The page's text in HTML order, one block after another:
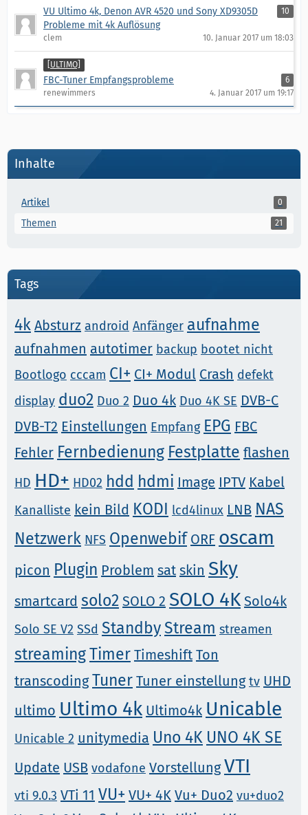
VU Ultimo 4k, Denon AVR 4520 und Sony XD9305D
Probleme mit 4k Auflösung
10
clem 10. Januar 2017 um 18:03
[ULTIMO]
FBC-Tuner Empfangsprobleme
6
renewimmers
4. Januar 2017 um 19:17
Inhalte
Artikel 0
Themen 21
Tags
4k Absturz android Anfänger aufnahme
aufnahmen autotimer backup bootet nicht
Bootlogo cccam CI+ CI+ Modul Crash defekt
display duo2 Duo 2 Duo 4k Duo 4K SE DVB-C
DVB-T2 Einstellungen Empfang EPG FBC
Fehler Fernbedienung Festplatte flashen
HD HD+ HD02 hdd hdmi Image IPTV Kabel
Kanalliste kein Bild KODI lcd4linux LNB NAS
Netzwerk NFS Openwebif ORF oscam
picon Plugin Problem sat skin Sky
smartcard solo2 SOLO 2 SOLO 4K Solo4k
Solo SE V2 SSd StandbyStream streamen
streamingTimer Timeshift Ton
transcoding Tuner Tuner einstellung tv UHD
ultimo Ultimo 4k Ultimo4k Unicable
Unicable 2 unitymedia Uno 4K UNO 4K SE
Update USB vodafone Vorstellung VTI
vti 9.0.3 VTi 11 VU+ VU+ 4K Vu+ Duo2 vu+duo2